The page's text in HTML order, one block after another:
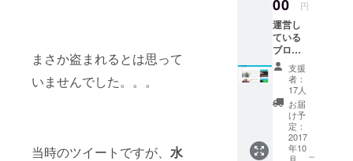
まさか盗まれるとは思って
いませんでした。。。
当時のツイートですが、 水
るので
お好き
な方で
ご入浴
頂けま
す。
00 円
運営し
ている
ブログ
（http://
kishiko
rofreee.
com/）
であな
たの紹
介記事
を書か
支援
者：
17人
お届
け予
定：
2017
年10